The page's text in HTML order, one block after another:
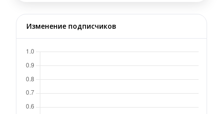
Изменение подписчиков